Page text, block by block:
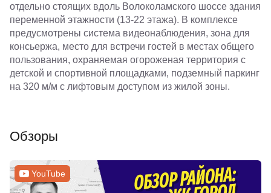
отдельно стоящих вдоль Волоколамского шоссе здания
переменной этажности (13-22 этажа). В комплексе
предусмотрены система видеонаблюдения, зона для
консьержа, место для встречи гостей в местах общего
пользования, охраняемая огороженая территория с
детской и спортивной площадками, подземный паркинг
на 320 м/м с лифтовым доступом из жилой зоны.
Обзоры
YouTube